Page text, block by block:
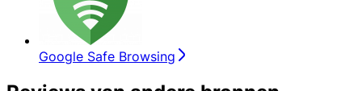
Google Safe Browsing